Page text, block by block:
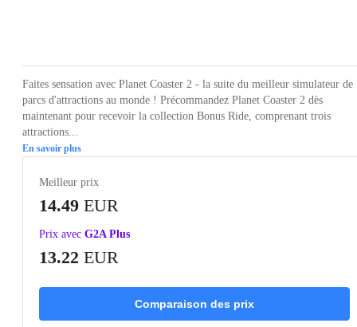
Faites sensation avec Planet Coaster 2 - la suite du meilleur simulateur de
parcs d'attractions au monde ! Précommandez Planet Coaster 2 dès
maintenant pour recevoir la collection Bonus Ride, comprenant trois
attractions...
En savoir plus
Meilleur prix
14.49 EUR
Prix avec G2A Plus
13.22 EUR
Comparaison des prix